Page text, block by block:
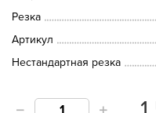
Резка
Артикул
Нестандартная резка